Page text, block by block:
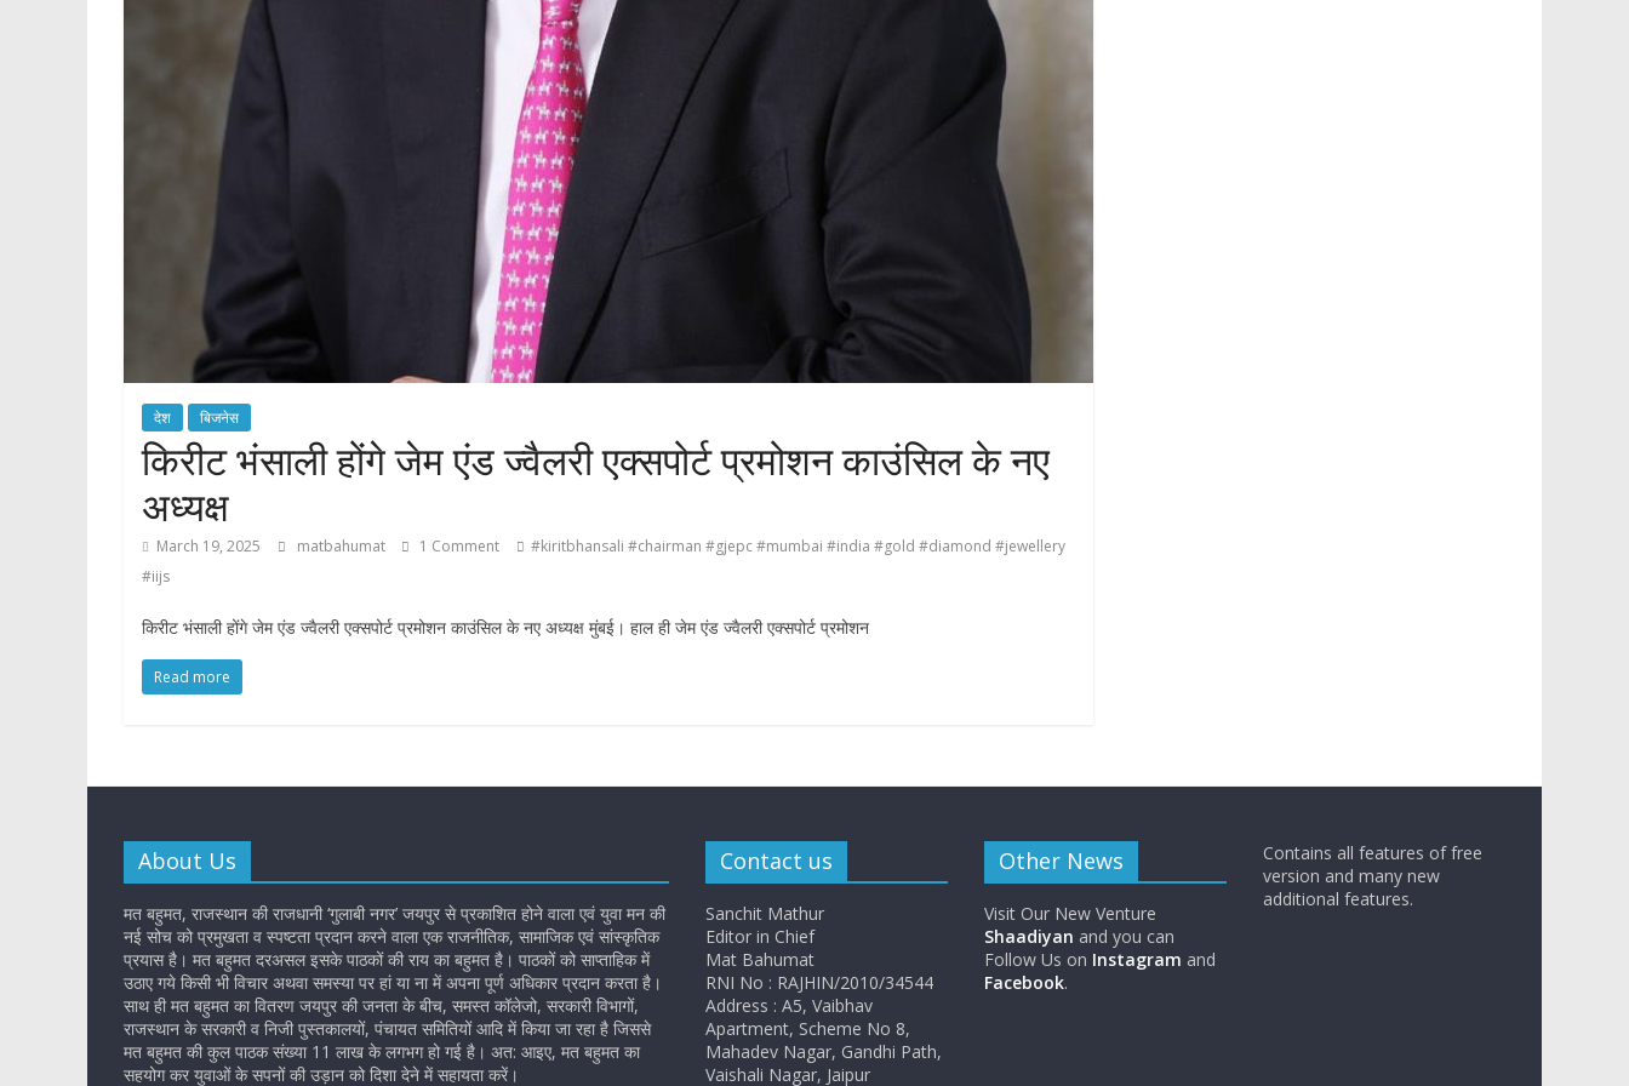
देश बिजनेस
किरीट भंसाली होंगे जेम एंड ज्वैलरी एक्सपोर्ट प्रमोशन काउंसिल के नए
अध्यक्ष
March 19, 2025 matbahumat 1 Comment
#kiritbhansali #chairman #gjepc #mumbai #india #gold #diamond #jewellery
#iijs
किरीट भंसाली होंगे जेम एंड ज्वैलरी एक्सपोर्ट प्रमोशन काउंसिल के नए अध्यक्ष मुंबई। हाल ही जेम एंड ज्वैलरी एक्सपोर्ट प्रमोशन
Read more
About Us
मत बहुमत, राजस्थान की राजधानी ‘गुलाबी नगर’ जयपुर से प्रकाशित होने वाला एवं युवा मन की
नई सोच को प्रमुखता व स्पष्टता प्रदान करने वाला एक राजनीतिक, सामाजिक एवं सांस्कृतिक
प्रयास है। मत बहुमत दरअसल इसके पाठकों की राय का बहुमत है। पाठकों को साप्ताहिक में
उठाए गये किसी भी विचार अथवा समस्या पर हां या ना में अपना पूर्ण अधिकार प्रदान करता है।
साथ ही मत बहुमत का वितरण जयपुर की जनता के बीच, समस्त कॉलेजो, सरकारी विभागों,
राजस्थान के सरकारी व निजी पुस्तकालयों, पंचायत समितियों आदि में किया जा रहा है जिससे
मत बहुमत की कुल पाठक संख्या 11 लाख के लगभग हो गई है। अत: आइए, मत बहुमत का
सहयोग कर युवाओं के सपनों की उड़ान को दिशा देने में सहायता करें।
Contact us
Sanchit Mathur
Editor in Chief
Mat Bahumat
RNI No : RAJHIN/2010/34544
Address : A5, Vaibhav
Apartment, Scheme No 8,
Mahadev Nagar, Gandhi Path,
Vaishali Nagar, Jaipur
Other News
Visit Our New Venture
Shaadiyan and you can
Follow Us on Instagram and
Facebook.
Contains all features of free
version and many new
additional features.